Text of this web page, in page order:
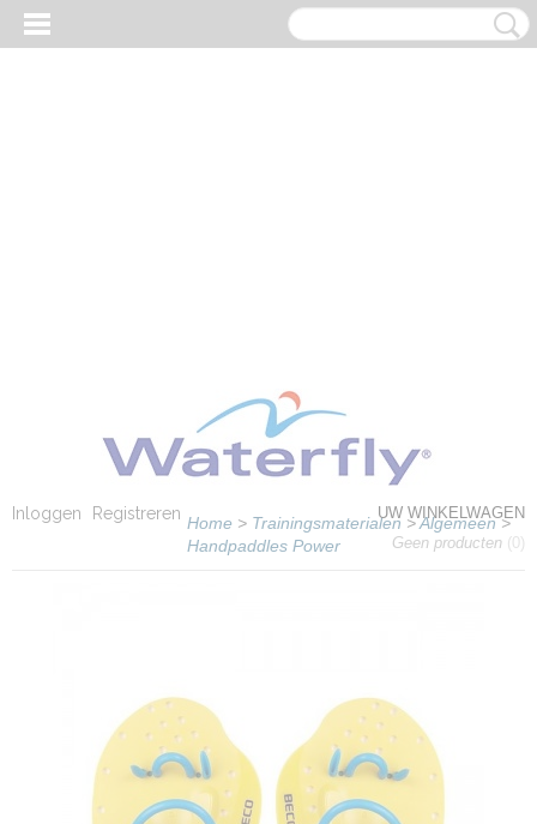
Inloggen Registreren
UW WINKELWAGEN
Geen producten (0)
Home > Trainingsmaterialen >Algemeen>
Handpaddles Power